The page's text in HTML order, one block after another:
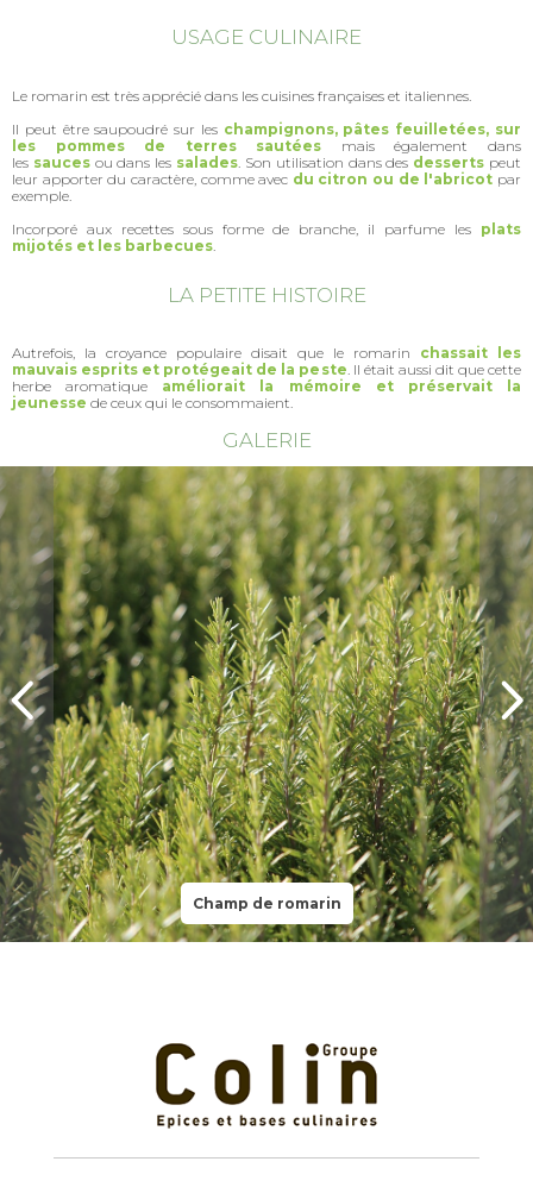
USAGE CULINAIRE
Le romarin est très apprécié dans les cuisines françaises et italiennes.
Il peut être saupoudré sur les champignons, pâtes feuilletées, sur
les pommes de terres sautées mais également dans
les saucesou dans les salades. Son utilisation dans des desserts peut
leur apporter du caractère, comme avec du citron ou de l'abricot par
exemple.
Incorporé aux recettes sous forme de branche, il parfume les plats
mijotés et les barbecues.
LA PETITE HISTOIRE
Autrefois, la croyance populaire disait que le romarin chassait les
mauvais esprits et protégeait de la peste. Il était aussi dit que cette
herbe aromatique améliorait la mémoire et préservait la
jeunesse de ceux qui le consommaient.
GALERIE
Champ de romarin